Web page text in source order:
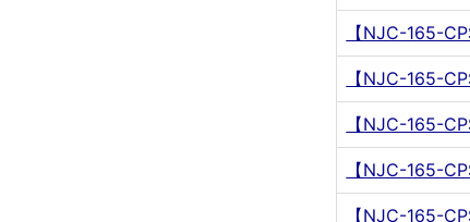
【NJC-165-
【NJC-165-
【NJC-165-
【NJC-165-
【NJC-165-